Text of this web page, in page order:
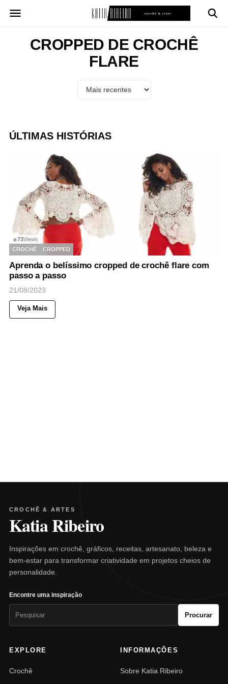
para
conteúdoCROPPED DE CROCHÊ
FLARE
ÚLTIMAS HISTÓRIAS
◉73Views
CROCHÊ
CROPPED
Aprenda o belíssimo cropped de crochê flare com
passo a passo
21/08/2023
Veja Mais
CROCHÊ & ARTES
Katia Ribeiro
Inspirações em crochê, gráficos, receitas, artesanato, beleza e
bem-estar para transformar criatividade em projetos cheios de
personalidade.
Encontre uma inspiração
Procurar
EXPLORE
Crochê
INFORMAÇÕES
Sobre Katia Ribeiro